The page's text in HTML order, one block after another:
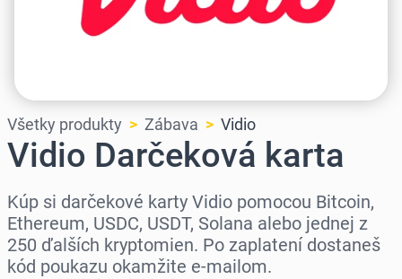
Všetky produkty Zábava Vidio
Vidio Darčeková karta
Kúp si darčekové karty Vidio pomocou Bitcoin,
Ethereum, USDC, USDT, Solana alebo jednej z
250 ďalších kryptomien. Po zaplatení dostaneš
kód poukazu okamžite e-mailom.